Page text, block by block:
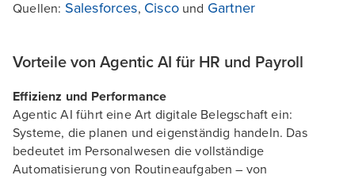
Quellen: Salesforces, Ciscound Gartner
Vorteile von Agentic AI für HR und Payroll
Effizienz und Performance
Agentic AI führt eine Art digitale Belegschaft ein:
Systeme, die planen und eigenständig handeln. Das
bedeutet im Personalwesen die vollständige
Automatisierung von Routineaufgaben – von